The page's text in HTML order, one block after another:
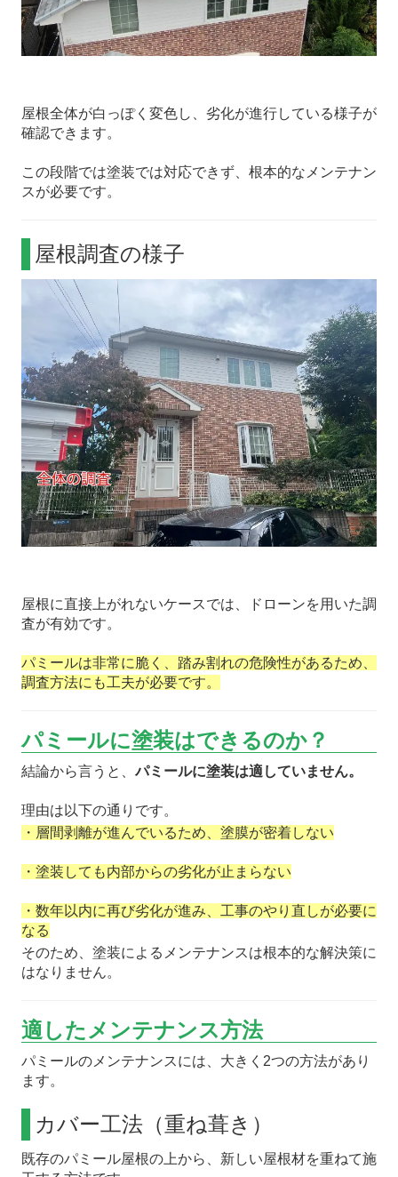
屋根全体が白っぽく変色し、劣化が進行している様子が
確認できます。
この段階では塗装では対応できず、根本的なメンテナン
スが必要です。
屋根調査の様子
屋根に直接上がれないケースでは、ドローンを用いた調
査が有効です。
パミールは非常に脆く、踏み割れの危険性があるため、
調査方法にも工夫が必要です。
パミールに塗装はできるのか？
結論から言うと、パミールに塗装は適していません。
理由は以下の通りです。
・層間剥離が進んでいるため、塗膜が密着しない
・塗装しても内部からの劣化が止まらない
・数年以内に再び劣化が進み、工事のやり直しが必要に
なる
そのため、塗装によるメンテナンスは根本的な解決策に
はなりません。
適したメンテナンス方法
パミールのメンテナンスには、大きく2つの方法があり
ます。
カバー工法（重ね葺き）
既存のパミール屋根の上から、新しい屋根材を重ねて施